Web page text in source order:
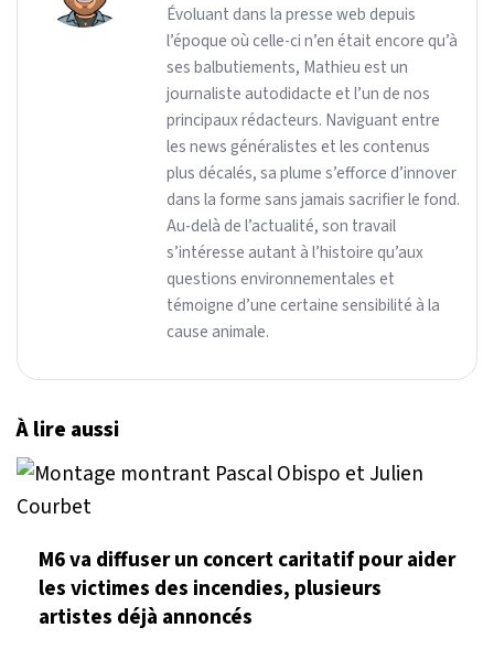
Évoluant dans la presse web depuis
l’époque où celle-ci n’en était encore qu’à
ses balbutiements, Mathieu est un
journaliste autodidacte et l’un de nos
principaux rédacteurs. Naviguant entre
les news généralistes et les contenus
plus décalés, sa plume s’efforce d’innover
dans la forme sans jamais sacrifier le fond.
Au-delà de l’actualité, son travail
s’intéresse autant à l’histoire qu’aux
questions environnementales et
témoigne d’une certaine sensibilité à la
cause animale.
À lire aussi
M6 va diffuser un concert caritatif pour aider
les victimes des incendies, plusieurs
artistes déjà annoncés